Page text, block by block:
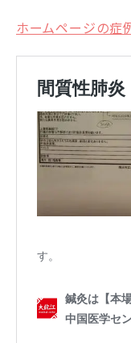
ホームページの症